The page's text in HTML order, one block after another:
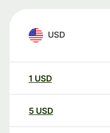
USD
1 USD
5 USD